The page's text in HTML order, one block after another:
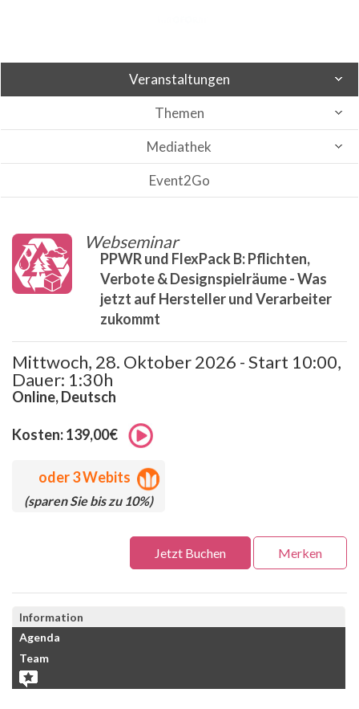
Veranstaltungen
Themen
Mediathek
Event2Go
Webseminar
PPWR und FlexPack B: Pflichten,
Verbote & Designspielräume - Was
jetzt auf Hersteller und Verarbeiter
zukommt
Mittwoch, 28. Oktober 2026 - Start 10:00,
Dauer: 1:30h
Online, Deutsch
Kosten: 139,00€
oder3 Webits
(sparen Sie bis zu 10%)
Jetzt Buchen Merken
Information
Agenda
Team